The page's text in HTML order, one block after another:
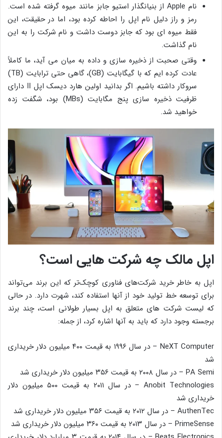
نام Apple از بنیانگذار استیو جابز مانند میوه گرفته شده است.
رمز و راز دلیل نام اپل را احاطه کرده بود، اما در حقیقت، این
فقط میوه ای بود که جابز دوست داشت و نام شرکت را به این
نام گذاشت.
وقتی صحبت از ذخیره سازی و داده به میان می آید، ما کاملاً
عادت کرده ایم که با گیگابایت (GB)، گاهی حتی ترابایت (TB)
سروکار داشته باشیم. اگر بدانید اولین هارد دیسک اپل II دارای
ظرفیت ذخیره سازی پنج مگابایت (MBs) بود، شگفت زده
خواهید شد.
اپل مالک چه شرکت هایی است؟
اپل به خاطر خرید شرکت‌های فناوری کوچک‌تر که این برند می‌تواند
برای توسعه خط تولید خود از آنها استفاده کند، شهرت دارد. در حالی
که لیست شرکت های متعلق به اپل بسیار طولانی است، چند برند
برجسته وجود دارد که باید به آنها اشاره کرد، از جمله:
NeXT Computer – در سال ۱۹۹۶ به قیمت ۴۰۰ میلیون دلار خریداری
شد
PA Semi – در سال ۲۰۰۸ به قیمت ۳۵۶ میلیون دلار خریداری شد
Anobit Technologies – در سال ۲۰۱۱ به قیمت ۵۰۰ میلیون دلار
خریداری شد
AuthenTec – در سال ۲۰۱۲ به قیمت ۳۵۶ میلیون دلار خریداری شد
PrimeSense – در سال ۲۰۱۳ به قیمت ۳۶۰ میلیون دلار خریداری شد